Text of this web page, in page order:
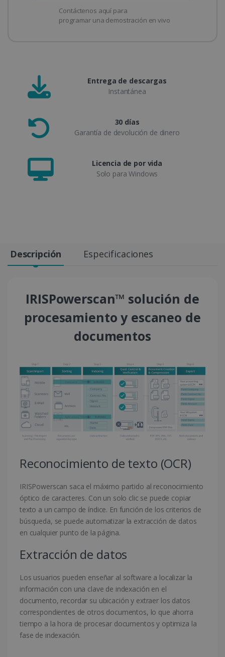
Contáctenos aquí para
programar una demostración en vivo
Entrega de descargas
Instantánea
30 días
Garantía de devolución de dinero
Licencia de por vida
Solo para Windows
Descripción Especificaciones
IRISPowerscan™ solución de
procesamiento y escaneo de
documentos
Reconocimiento de texto (OCR)
IRISPowerscan saca el máximo partido al reconocimiento
óptico de caracteres. Con un solo clic se puede copiar
texto a un campo de índice. En función de los criterios de
búsqueda, se puede automatizar la extracción de datos
en cualquier punto de la página.
Extracción de datos
Los usuarios pueden enseñar al software a localizar la
información con una clave de indexación en el
documento, recordar su ubicación y extraer los datos
correspondientes de otros documentos, lo que ahorra
tiempo a la hora de procesar documentos y optimiza la
fase de indexación.